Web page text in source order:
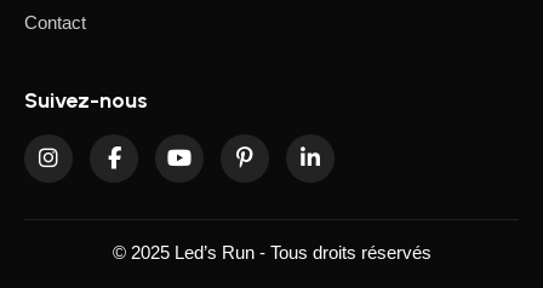
Contact
Suivez-nous
© 2025 Led’s Run - Tous droits réservés